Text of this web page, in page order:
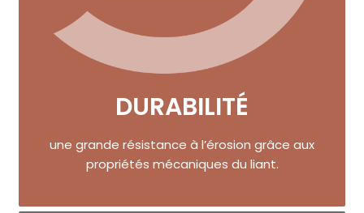
DURABILITÉ
une grande résistance à l’érosion grâce aux
propriétés mécaniques du liant.